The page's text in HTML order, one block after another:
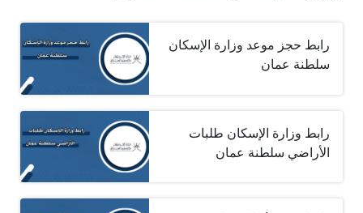
رابط حجز موعد وزارة الإسكان
سلطنة عمان
رابط وزارة الإسكان طلبات
الأراضي سلطنة عمان